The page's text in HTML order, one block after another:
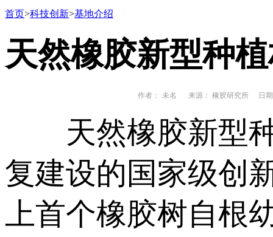
首页>科技创新>基地介绍
天然橡胶新型种
作者： 未名 来源： 橡胶研究所 日期
天然橡胶新型种
复建设的国家级创
上首个橡胶树自根